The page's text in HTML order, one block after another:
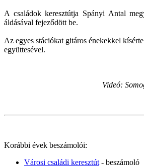
A családok keresztútja Spányi Antal
áldásával fejeződött be.
Az egyes stációkat gitáros énekekkel
együttesével.
Videó:
Korábbi évek beszámolói:
Városi családi keresztút - beszámoló